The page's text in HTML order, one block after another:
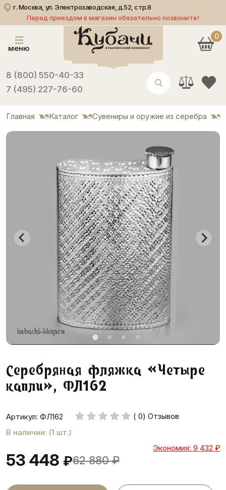
г. Москва, ул. Электрозаводская, д.52, стр.8
Перед приездом в магазин обязательно позвоните!
меню
8 (800) 550-40-33
7 (495) 227-76-60
0
Главная Каталог Сувениры и оружие из серебра
Серебряная фляжка «Четыре
капли», ФЛ162
Артикул: ФЛ162
( 0) Отзывов
В наличии: (1 шт.)
53 448 ₽62 880 ₽
Экономия: 9 432 ₽